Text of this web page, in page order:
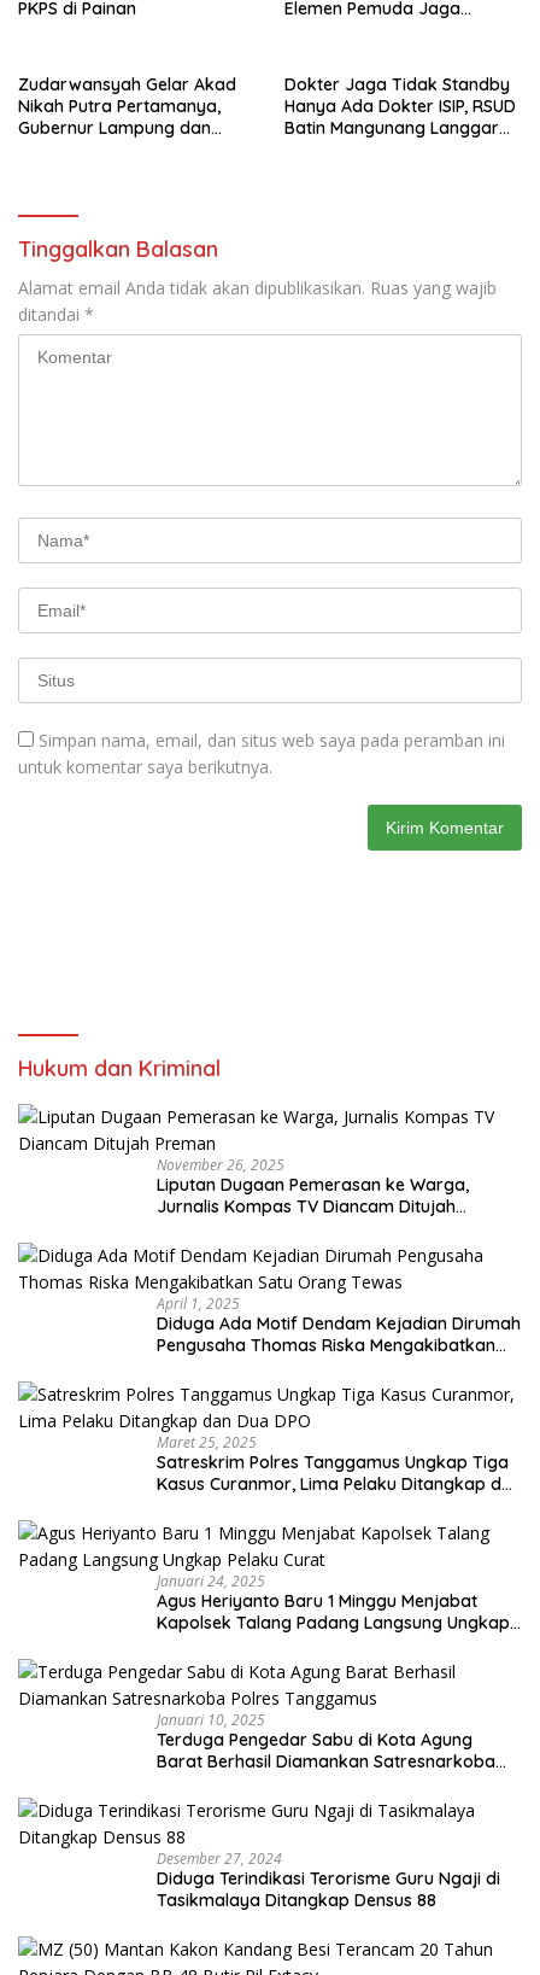
PKPS di Painan
Elemen Pemuda Jaga
Zudarwansyah Gelar Akad
Nikah Putra Pertamanya,
Gubernur Lampung dan
Dokter Jaga Tidak Standby
Hanya Ada Dokter ISIP, RSUD
Batin Mangunang Langgar
Tinggalkan Balasan
Alamat email Anda tidak akan dipublikasikan. Ruas yang wajib
ditandai *
Simpan nama, email, dan situs web saya pada peramban ini
untuk komentar saya berikutnya.
Hukum dan Kriminal
November 26, 2025
Liputan Dugaan Pemerasan ke Warga,
Jurnalis Kompas TV Diancam Ditujah
April 1, 2025
Diduga Ada Motif Dendam Kejadian Dirumah
Pengusaha Thomas Riska Mengakibatkan
Maret 25, 2025
Satreskrim Polres Tanggamus Ungkap Tiga
Kasus Curanmor, Lima Pelaku Ditangkap dan
Januari 24, 2025
Agus Heriyanto Baru 1 Minggu Menjabat
Kapolsek Talang Padang Langsung Ungkap
Januari 10, 2025
Terduga Pengedar Sabu di Kota Agung
Barat Berhasil Diamankan Satresnarkoba
Desember 27, 2024
Diduga Terindikasi Terorisme Guru Ngaji di
Tasikmalaya Ditangkap Densus 88